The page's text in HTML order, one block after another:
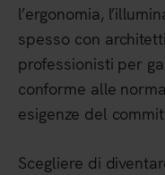
l’ergonomia,
spesso con
professionisti per
conforme alle
esigenze del
Scegliere di